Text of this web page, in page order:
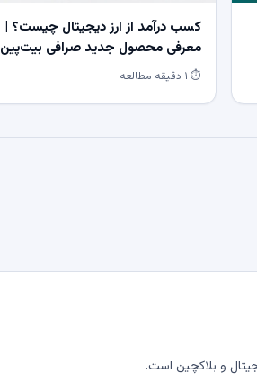
کسب درآمد از ارز دیجیتال چیست؟ |
معرفی محصول جدید صرافی بیت‌پین
⏱ ۱ دقیقه مطالعه
و بلاکچین است.